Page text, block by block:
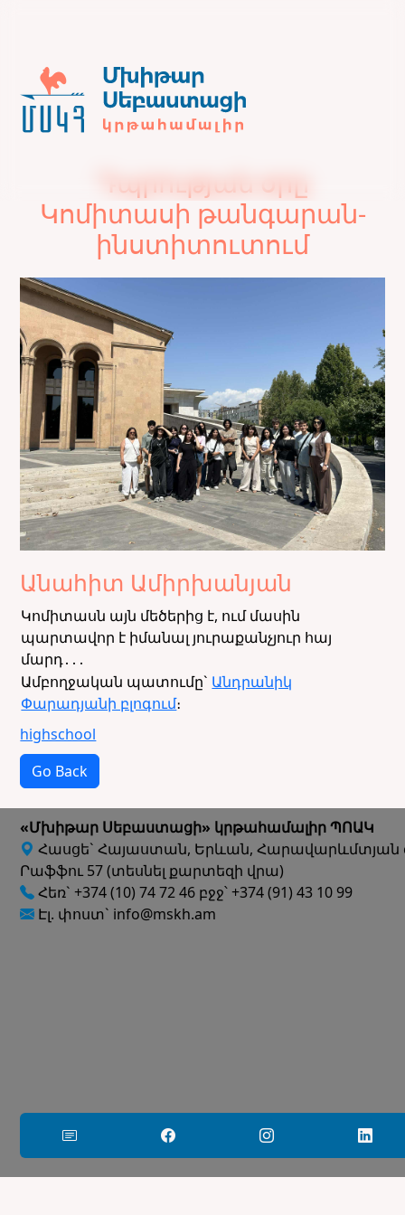
Դպրության օրը
Կոմիտասի թանգարան-
ինստիտուտում
Անահիտ Ամիրխանյան
Կոմիտասն այն մեծերից է, ում մասին
պարտավոր է իմանալ յուրաքանչյուր հայ
մարդ․․․
Ամբողջական պատումը` Անդրանիկ
Փարադյանի բլոգում։
highschool
Go Back
«Մխիթար Սեբաստացի» կրթահամալիր ՊՈԱԿ
Հասցե` Հայաստան, Երևան, Հարավարևմտյան
Րաֆֆու 57 (տեսնել քարտեզի վրա)
Հեռ` +374 (10) 74 72 46 բջջ՝ +374 (91) 43 10 99
Էլ. փոստ` info@mskh.am